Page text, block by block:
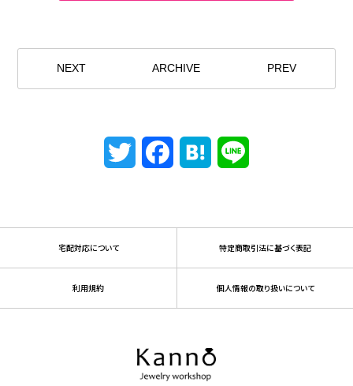
NEXT ARCHIVE PREV
Twitter FacebookHatena
宅配対応について 特定商取引法に基づく表記
利用規約 個人情報の取り扱いについて